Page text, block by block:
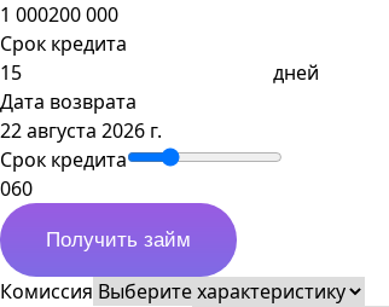
1 000200 000
Срок кредита
дней
Дата возврата
22 августа 2026 г.
Срок кредита
060
Получить займ
Комиссия